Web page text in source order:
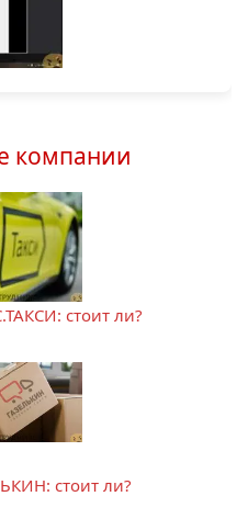
компании
стоит ли?
стоит ли?